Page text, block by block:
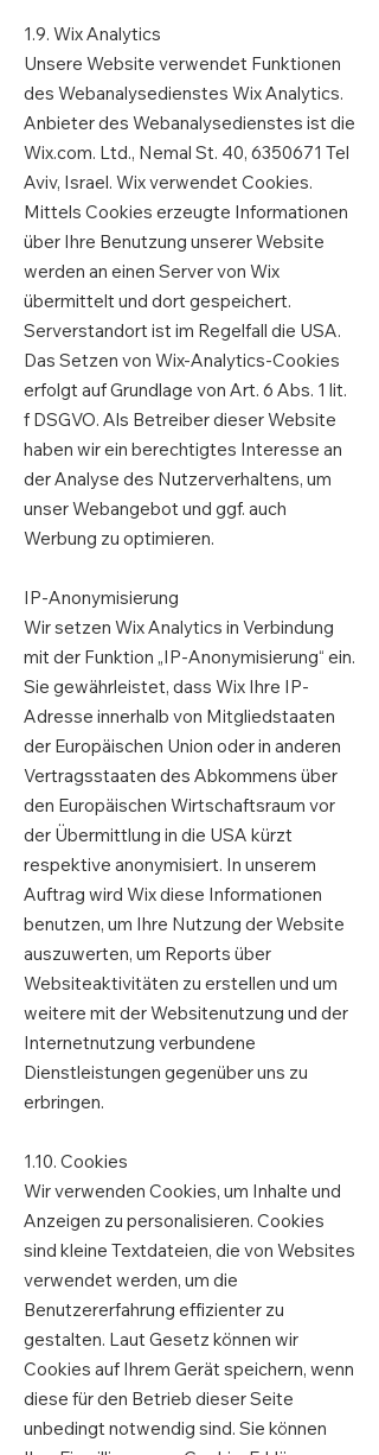
1.9. Wix Analytics
Unsere Website verwendet Funktionen
des Webanalysedienstes Wix Analytics.
Anbieter des Webanalysedienstes ist die
Wix.com. Ltd., Nemal St. 40, 6350671 Tel
Aviv, Israel. Wix verwendet Cookies.
Mittels Cookies erzeugte Informationen
über Ihre Benutzung unserer Website
werden an einen Server von Wix
übermittelt und dort gespeichert.
Serverstandort ist im Regelfall die USA.
Das Setzen von Wix-Analytics-Cookies
erfolgt auf Grundlage von Art. 6 Abs. 1 lit.
f DSGVO. Als Betreiber dieser Website
haben wir ein berechtigtes Interesse an
der Analyse des Nutzerverhaltens, um
unser Webangebot und ggf. auch
Werbung zu optimieren.
IP-Anonymisierung
Wir setzen Wix Analytics in Verbindung
mit der Funktion „IP-Anonymisierung“ ein.
Sie gewährleistet, dass Wix Ihre IP-
Adresse innerhalb von Mitgliedstaaten
der Europäischen Union oder in anderen
Vertragsstaaten des Abkommens über
den Europäischen Wirtschaftsraum vor
der Übermittlung in die USA kürzt
respektive anonymisiert. In unserem
Auftrag wird Wix diese Informationen
benutzen, um Ihre Nutzung der Website
auszuwerten, um Reports über
Websiteaktivitäten zu erstellen und um
weitere mit der Websitenutzung und der
Internetnutzung verbundene
Dienstleistungen gegenüber uns zu
erbringen.
1.10. Cookies
Wir verwenden Cookies, um Inhalte und
Anzeigen zu personalisieren. Cookies
sind kleine Textdateien, die von Websites
verwendet werden, um die
Benutzererfahrung effizienter zu
gestalten. Laut Gesetz können wir
Cookies auf Ihrem Gerät speichern, wenn
diese für den Betrieb dieser Seite
unbedingt notwendig sind. Sie können